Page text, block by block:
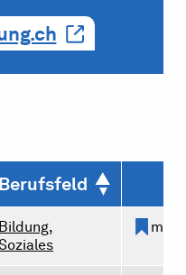
Berufsfeld
Bildung,